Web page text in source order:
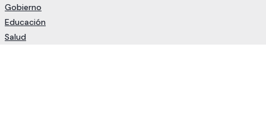
Gobierno
Educación
Salud